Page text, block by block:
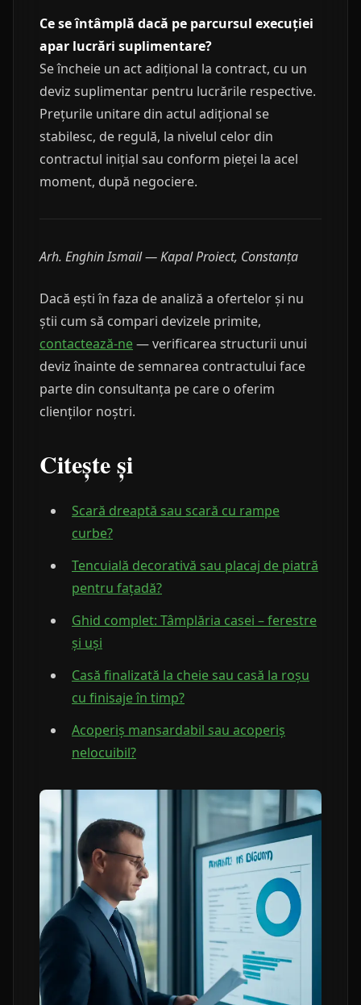
Ce se întâmplă dacă pe parcursul execuției
apar lucrări suplimentare?
Se încheie un act adițional la contract, cu un
deviz suplimentar pentru lucrările respective.
Prețurile unitare din actul adițional se
stabilesc, de regulă, la nivelul celor din
contractul inițial sau conform pieței la acel
moment, după negociere.
Arh. Enghin Ismail — Kapal Proiect, Constanța
Dacă ești în faza de analiză a ofertelor și nu
știi cum să compari devizele primite,
contactează-ne— verificarea structurii unui
deviz înainte de semnarea contractului face
parte din consultanța pe care o oferim
clienților noștri.
Citește și
Scară dreaptă sau scară cu rampe
curbe?
Tencuială decorativă sau placaj de piatră
pentru fațadă?
Ghid complet: Tâmplăria casei – ferestre
și uși
Casă finalizată la cheie sau casă la roșu
cu finisaje în timp?
Acoperiș mansardabil sau acoperiș
nelocuibil?